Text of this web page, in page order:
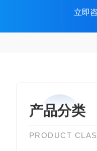
立即
产品分类
PRODUCT